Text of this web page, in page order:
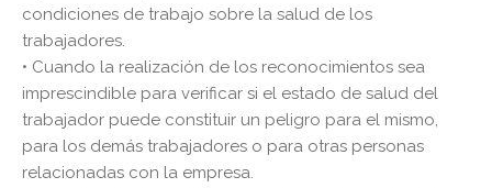
condiciones de trabajo sobre la salud de los
trabajadores.
• Cuando la realización de los reconocimientos sea
imprescindible para verificar si el estado de salud del
trabajador puede constituir un peligro para el mismo,
para los demás trabajadores o para otras personas
relacionadas con la empresa.